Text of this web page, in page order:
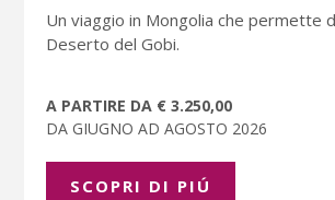
Un viaggio in Mongolia che permette
Deserto del Gobi.
A PARTIRE DA € 3.250,00
DA GIUGNO AD AGOSTO 2026
SCOPRI DI PIÚ